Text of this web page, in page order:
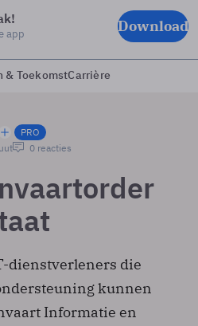
app Download
& ToekomstCarrière
PRO
0 reacties
dienstverleners die
kunnen
Informatie en